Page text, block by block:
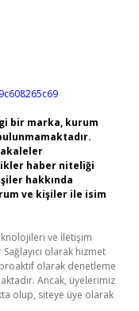
bir marka, kurum
haber niteliği
hakkında
ve kişiler ile isim
ve İletişim
olarak hizmet
olarak denetleme
Ancak, üyelerimiz
olup, siteye üye olarak